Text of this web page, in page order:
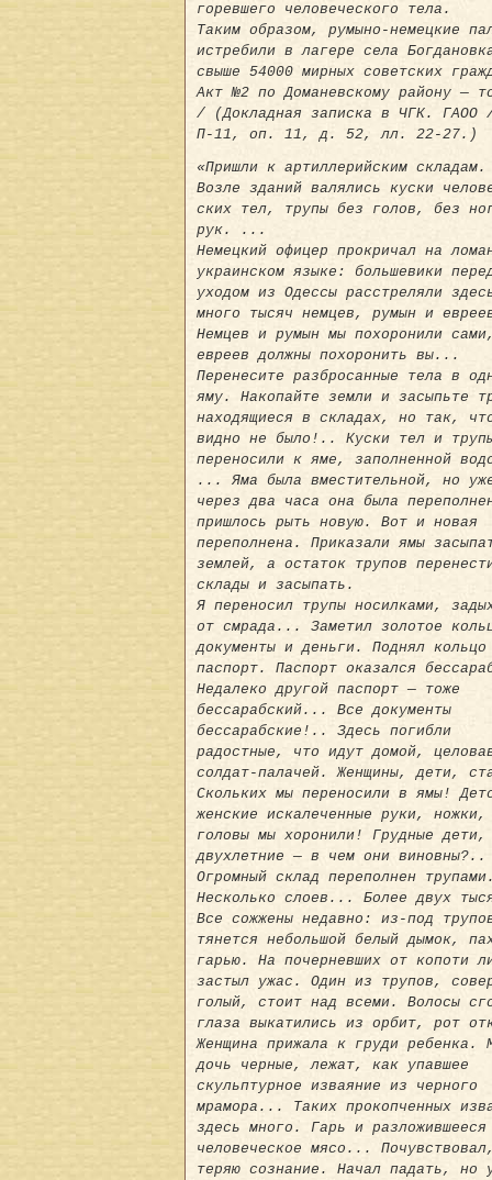
горевшего человеческого тела.
Таким образом, румыно-немецкие
истребили в лагере села
свыше 54000 мирных советских
Акт №2 по Доманевскому району —
/ (Докладная записка в ЧГК.
П-11, оп. 11, д. 52, лл. 22-27.)
«Пришли к артиллерийским
Возле зданий валялись куски
ских тел, трупы без голов, без
рук. ...
Немецкий офицер прокричал на
украинском языке: большевики
уходом из Одессы расстреляли
много тысяч немцев, румын и
Немцев и румын мы похоронили
евреев должны похоронить вы...
Перенесите разбросанные тела в
яму. Накопайте земли и засыпьте
находящиеся в складах, но так,
видно не было!.. Куски тел и
переносили к яме, заполненной
... Яма была вместительной, но
через два часа она была
пришлось рыть новую. Вот и новая
переполнена. Приказали ямы
землей, а остаток трупов
склады и засыпать.
Я переносил трупы носилками,
от смрада... Заметил золотое
документы и деньги. Поднял
паспорт. Паспорт оказался
Недалеко другой паспорт — тоже
бессарабский... Все документы
бессарабские!.. Здесь погибли
радостные, что идут домой,
солдат-палачей. Женщины, дети,
Скольких мы переносили в ямы!
женские искалеченные руки, ножки,
головы мы хоронили! Грудные дети,
двухлетние — в чем они виновны?..
Огромный склад переполнен
Несколько слоев... Более двух
Все сожжены недавно: из-под
тянется небольшой белый дымок,
гарью. На почерневших от копоти
застыл ужас. Один из трупов,
голый, стоит над всеми. Волосы
глаза выкатились из орбит, рот
Женщина прижала к груди ребенка.
дочь черные, лежат, как упавшее
скульптурное изваяние из черного
мрамора... Таких прокопченных
здесь много. Гарь и разложившееся
человеческое мясо...
теряю сознание. Начал падать, но